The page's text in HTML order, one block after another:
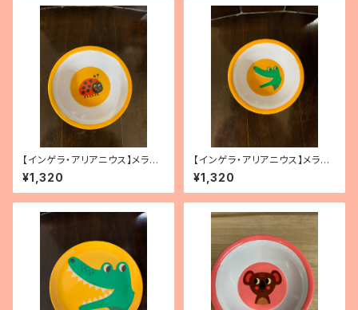
【インゲラ・アリアニウス】メラミ
ンボウル（テントウムシ）
¥1,320
【インゲラ・アリアニウス】メラミ
ンボウル（ワニ）
¥1,320